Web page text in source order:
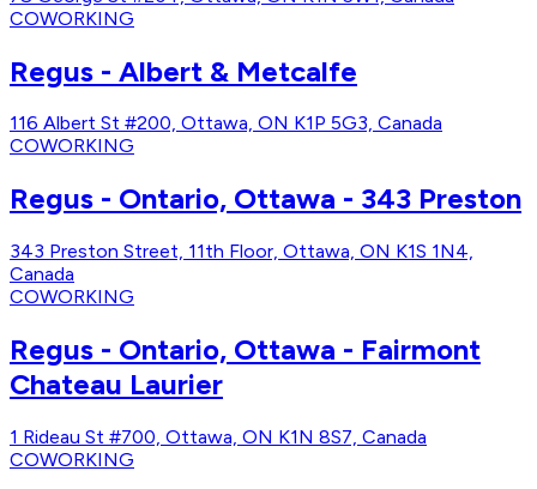
COWORKING
Regus - Albert & Metcalfe
116 Albert St #200, Ottawa, ON K1P 5G3, Canada
COWORKING
Regus - Ontario, Ottawa - 343 Preston
343 Preston Street, 11th Floor, Ottawa, ON K1S 1N4,
Canada
COWORKING
Regus - Ontario, Ottawa - Fairmont
Chateau Laurier
1 Rideau St #700, Ottawa, ON K1N 8S7, Canada
COWORKING